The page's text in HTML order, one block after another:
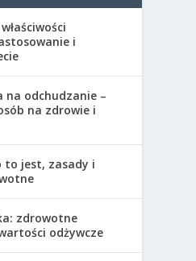
i
na odchudzanie –
na zdrowie i
to jest, zasady i
zdrowotne
odżywcze